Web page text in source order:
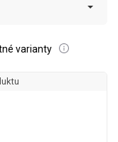
varianty